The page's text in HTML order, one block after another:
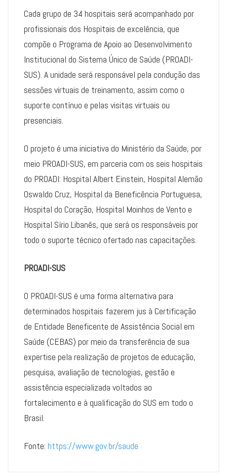
Cada grupo de 34 hospitais será acompanhado por
profissionais dos Hospitais de excelência, que
compõe o Programa de Apoio ao Desenvolvimento
Institucional do Sistema Único de Saúde (PROADI-
SUS). A unidade será responsável pela condução das
sessões virtuais de treinamento, assim como o
suporte contínuo e pelas visitas virtuais ou
presenciais.
O projeto é uma iniciativa do Ministério da Saúde, por
meio PROADI-SUS, em parceria com os seis hospitais
do PROADI: Hospital Albert Einstein, Hospital Alemão
Oswaldo Cruz, Hospital da Beneficência Portuguesa,
Hospital do Coração, Hospital Moinhos de Vento e
Hospital Sírio Libanês, que será os responsáveis por
todo o suporte técnico ofertado nas capacitações.
PROADI-SUS
O PROADI-SUS é uma forma alternativa para
determinados hospitais fazerem jus à Certificação
de Entidade Beneficente de Assistência Social em
Saúde (CEBAS) por meio da transferência de sua
expertise pela realização de projetos de educação,
pesquisa, avaliação de tecnologias, gestão e
assistência especializada voltados ao
fortalecimento e à qualificação do SUS em todo o
Brasil.
Fonte: https://www.gov.br/saude